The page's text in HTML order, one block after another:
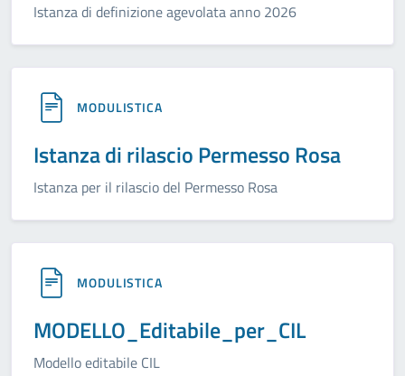
Istanza di definizione agevolata anno 2026
MODULISTICA
Istanza di rilascio Permesso Rosa
Istanza per il rilascio del Permesso Rosa
MODULISTICA
MODELLO_Editabile_per_CIL
Modello editabile CIL